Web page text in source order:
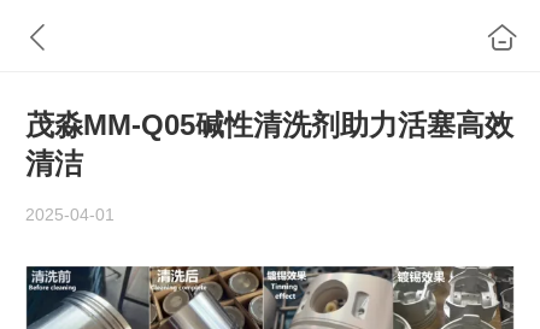
茂淼MM-Q05碱性清洗剂助力活塞高效
清洁
2025-04-01